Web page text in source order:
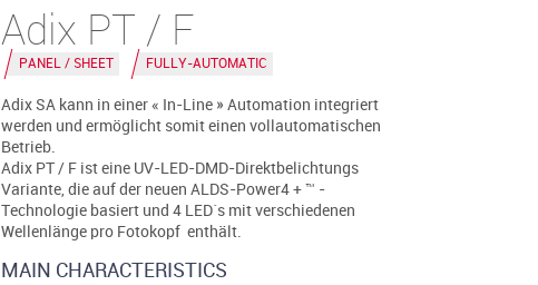
Adix PT / F
PANEL / SHEET FULLY-AUTOMATIC
Adix SA kann in einer « In-Line » Automation integriert
werden und ermöglicht somit einen vollautomatischen
Betrieb.
Adix PT / F ist eine UV-LED-DMD-Direktbelichtungs
Variante, die auf der neuen ALDS-Power4 + ™ -
Technologie basiert und 4 LED´s mit verschiedenen
Wellenlänge pro Fotokopf enthält.
MAIN CHARACTERISTICS